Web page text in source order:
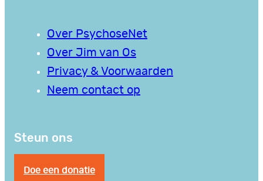
Over PsychoseNet
Over Jim van Os
Privacy & Voorwaarden
Neem contact op
Steun ons
Doe een donatie